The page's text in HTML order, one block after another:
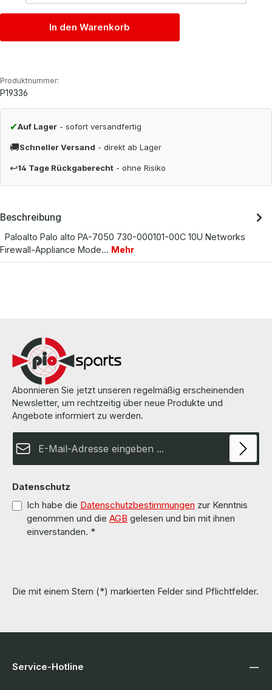
In den Warenkorb
Produktnummer:
P19336
✔Auf Lager - sofort versandfertig
🚚Schneller Versand - direkt ab Lager
↩14 Tage Rückgaberecht - ohne Risiko
Beschreibung
Paloalto Palo alto PA-7050 730-000101-00C 10U Networks
Firewall-Appliance Mode… Mehr
Abonnieren Sie jetzt unseren regelmäßig erscheinenden
Newsletter, um rechtzeitig über neue Produkte und
Angebote informiert zu werden.
Datenschutz
Ich habe die Datenschutzbestimmungen zur Kenntnis
genommen und die AGB gelesen und bin mit ihnen
einverstanden. *
Die mit einem Stern (*) markierten Felder sind Pflichtfelder.
Service-Hotline